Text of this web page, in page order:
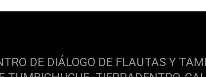
DE DIÁLOGO DE FLAUTAS Y